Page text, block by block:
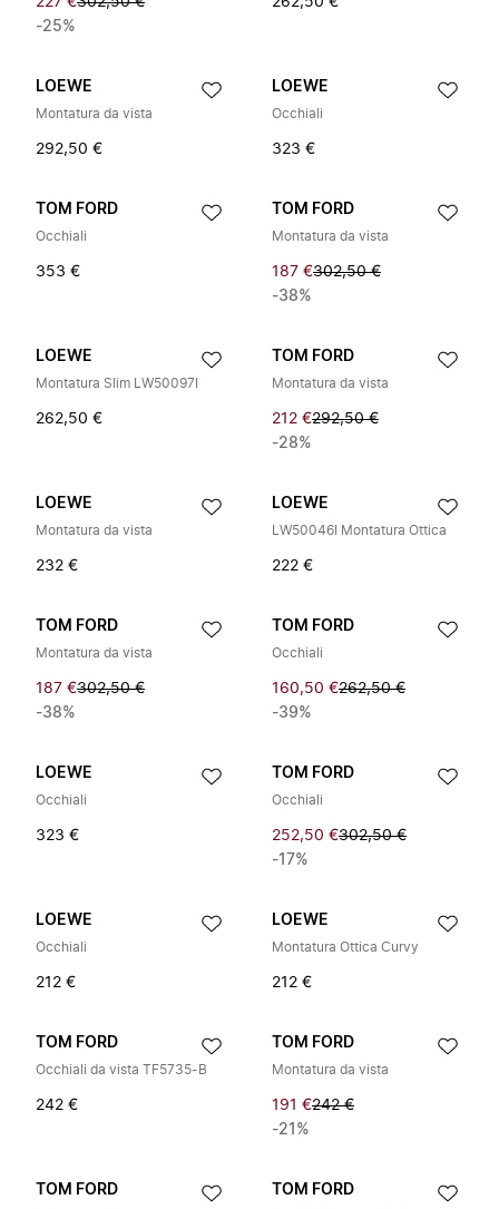
-25%
LOEWE
Montatura da vista
292,50 €
LOEWE
Occhiali
323 €
TOM FORD
Occhiali
353 €
TOM FORD
Montatura da vista
187 €302,50 €
-38%
LOEWE
Montatura Slim LW50097I
262,50 €
TOM FORD
Montatura da vista
212 €292,50 €
-28%
LOEWE
Montatura da vista
232 €
LOEWE
LW50046I Montatura Ottica
222 €
TOM FORD
Montatura da vista
187 €302,50 €
-38%
TOM FORD
Occhiali
160,50 €262,50 €
-39%
LOEWE
Occhiali
323 €
TOM FORD
Occhiali
252,50 €302,50 €
-17%
LOEWE
Occhiali
212 €
LOEWE
Montatura Ottica Curvy
212 €
TOM FORD
Occhiali da vista TF5735-B
242 €
TOM FORD
Montatura da vista
191 €242 €
-21%
TOM FORD TOM FORD